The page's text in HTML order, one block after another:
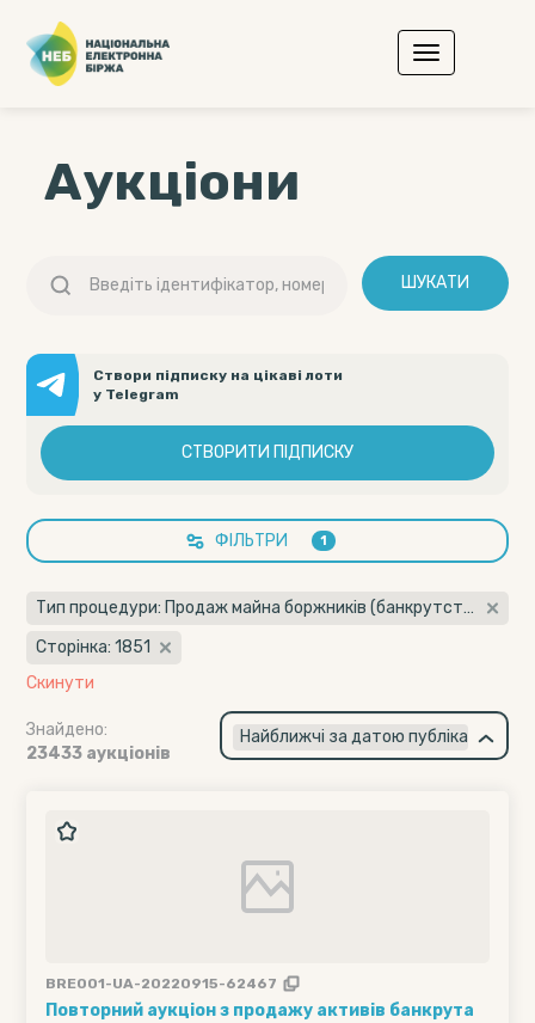
Аукціони
ШУКАТИ
Створи підписку на цікаві лоти
у Telegram
СТВОРИТИ ПІДПИСКУ
ФІЛЬТРИ 1
Тип процедури: Продаж майна боржників (банкрутство)
Сторінка: 1851
Скинути
Знайдено:
23433 аукціонів
×
Найближчі за датою публікації
BRE001-UA-20220915-62467
Повторний аукціон з продажу активів банкрута